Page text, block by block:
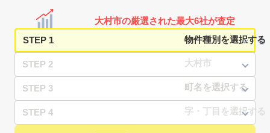
大村市の厳選された最大6社が査定
STEP 1
STEP 2
STEP 3
STEP 4